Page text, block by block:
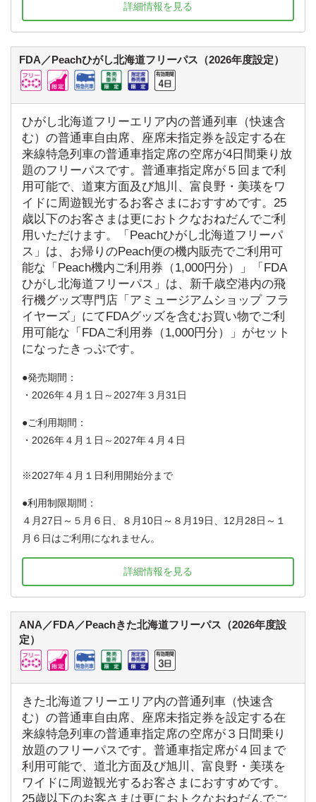
詳細情報を見る
FDA／Peachひがし北海道フリーパス（2026年度設定）
ひがし北海道フリーエリア内の普通列車（快速含
む）の普通車自由席、座席未指定券を設定する在
来線特急列車の普通車指定席の空席が4日間乗り放
題のフリーパスです。普通車指定席が５回まで利
用可能で、道東方面及び旭川、富良野・美瑛をワ
イドに周遊観光するお客さまにおすすめです。25
歳以下のお客さまは更におトクなおねだんでご利
用いただけます。「Peachひがし北海道フリーパ
ス」は、お帰りのPeach便の機内販売でご利用可
能な「Peach機内ご利用券（1,000円分）」「FDA
ひがし北海道フリーパス」は、新千歳空港内の飛
行機グッズ専門店「アミュージアムショップ フラ
イヤーズ」にてFDAグッズを含むお買い物でご利
用可能な「FDAご利用券（1,000円分）」がセット
になったきっぷです。
発売期間：
・2026年４月１日～2027年３月31日
ご利用期間：
・2026年４月１日～2027年４月４日
※2027年４月１日利用開始分まで
利用制限期間：
４月27日～５月６日、８月10日～８月19日、12月28日～１
月６日はご利用になれません。
詳細情報を見る
ANA／FDA／Peachきた北海道フリーパス（2026年度設
定）
きた北海道フリーエリア内の普通列車（快速含
む）の普通車自由席、座席未指定券を設定する在
来線特急列車の普通車指定席の空席が３日間乗り
放題のフリーパスです。普通車指定席が４回まで
利用可能で、道北方面及び旭川、富良野・美瑛を
ワイドに周遊観光するお客さまにおすすめです。
25歳以下のお客さまは更におトクなおねだんでご